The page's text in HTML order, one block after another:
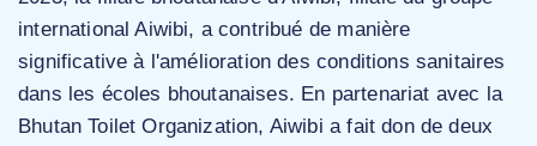
international Aiwibi, a contribué de manière
significative à l'amélioration des conditions sanitaires
dans les écoles bhoutanaises. En partenariat avec la
Bhutan Toilet Organization, Aiwibi a fait don de deux